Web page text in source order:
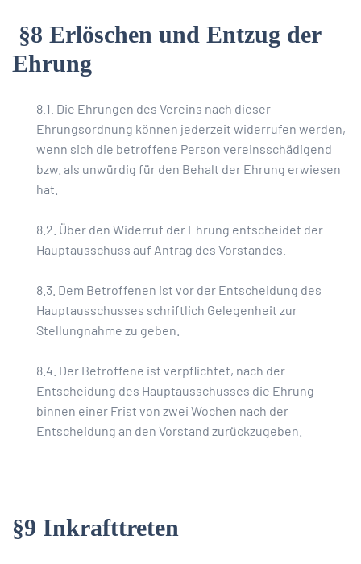
§8 Erlöschen und Entzug der
Ehrung
8.1. Die Ehrungen des Vereins nach dieser
Ehrungsordnung können jederzeit widerrufen werden,
wenn sich die betroffene Person vereinsschädigend
bzw. als unwürdig für den Behalt der Ehrung erwiesen
hat.
8.2. Über den Widerruf der Ehrung entscheidet der
Hauptausschuss auf Antrag des Vorstandes.
8.3. Dem Betroffenen ist vor der Entscheidung des
Hauptausschusses schriftlich Gelegenheit zur
Stellungnahme zu geben.
8.4. Der Betroffene ist verpflichtet, nach der
Entscheidung des Hauptausschusses die Ehrung
binnen einer Frist von zwei Wochen nach der
Entscheidung an den Vorstand zurückzugeben.
§9 Inkrafttreten